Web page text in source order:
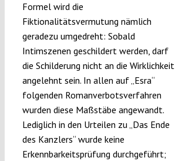
Formel wird die
Fiktionalitätsvermutung nämlich
geradezu umgedreht: Sobald
Intimszenen geschildert werden, darf
die Schilderung nicht an die Wirklichkeit
angelehnt sein. In allen auf „Esra“
folgenden Romanverbotsverfahren
wurden diese Maßstäbe angewandt.
Lediglich in den Urteilen zu „Das Ende
des Kanzlers“ wurde keine
Erkennbarkeitsprüfung durchgeführt;